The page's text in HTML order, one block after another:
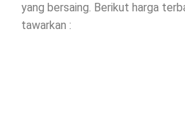
yang bersaing. Berikut harga
tawarkan :